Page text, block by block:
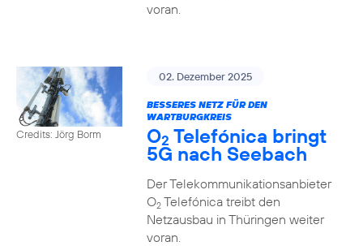
voran.
Credits: Jörg Borm
02. Dezember 2025
BESSERES NETZ FÜR DEN
WARTBURGKREIS
O2 Telefónica bringt
5G nach Seebach
Der Telekommunikationsanbieter
O2Telefónica treibt den
Netzausbau in Thüringen weiter
voran.